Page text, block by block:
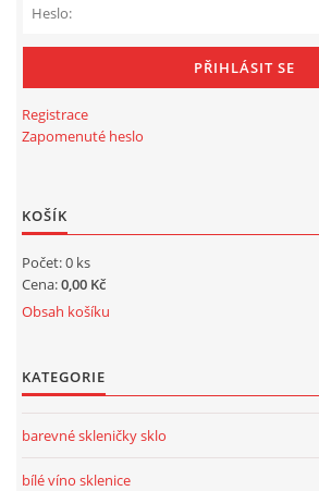
Registrace
Zapomenuté heslo
KOŠÍK
Počet: 0 ks
Cena:0,00 Kč
Obsah košíku
KATEGORIE
barevné skleničky sklo
bílé víno sklenice